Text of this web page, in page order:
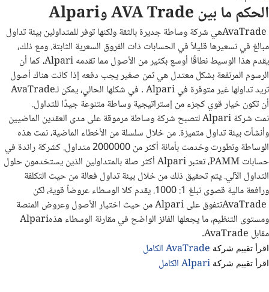
الحكم ما بين AVA Trade وAlpari
AvaTradeهي شركة وساطة جديرة بالثقة ولكنها توفر للمتداولين بيئة تداول
مبالغ في تسعيرها قليلاً في الحسابات ذات الفروق السعرية الثابتة. ومع ذلك،
يقدم هذا الوسيط نطاقًا أوسع بكثير من الأصول مما تقدمهAlpari، كما أن
الرسوم المرتفعة بشكل معتدل هي ثمن صغير يجب دفعه إذا كانت هناك أصول
تريد تداولها غير متوفرة فيAlpari. في شكلها الحالي، يمكن لـAvaTrade
أن تكون خيار قوي كجزء من إستراتيجية وساطة متنوعة جيدًا للتداول.
نمت شركةAlpariلتصبح شركة وساطة مرموقة على مدى العقدين الماضيين
وأنشأت بيئة تداول متميزة. من خلال سلسلة من الأخطاء الماضية، نمت هذه
الوساطة وتطورت وخدمت بأمانة أكثر من 2000000 متداول. كشركة رائدة في
حساباتPAMM، تعتبرAlpariأكثر صلة بالمتداولين الذين يستخدمون حلول
التداول الآلي. يتم تحقيق ذلك من خلال بيئة تداول فعالة من حيث التكلفة
ورافعة مالية قصوى تبلغ 1: 1000
.يقدم كلا الوسطاء عروضاً قوية، لكن
AvaTradeتتفوق علىAlpariمن حيث اختيار الأصول وعروض المنصة
ومستوى التنظيم، ما يجعلها الفائز الواضح في مقارنة الوسطاء هذهAlpari
مقابل AvaTrade
.
اقرأ تقييم شركة AvaTrade الكامل
اقرأ تقييم شركة Alpari الكامل